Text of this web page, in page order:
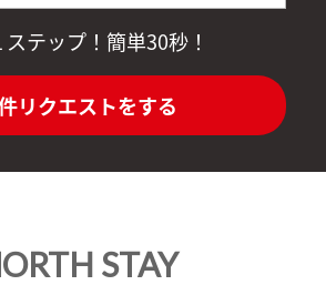
ステップ！簡単30秒！
リクエストをする
STAY